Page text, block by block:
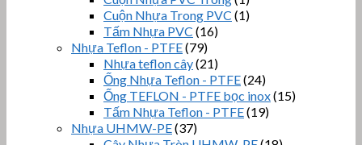
Cuộn Nhựa Trong PVC (1)
Tấm Nhựa PVC (16)
Nhựa Teflon - PTFE(79)
Nhựa teflon cây(21)
Ống Nhựa Teflon - PTFE(24)
Ống TEFLON - PTFE bọc inox(15)
Tấm Nhựa Teflon - PTFE(19)
Nhựa UHMW-PE(37)